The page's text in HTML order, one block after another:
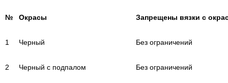
№ Окрасы Запрещены вязки с
1 Черный Без ограничений
2 Черный с подпалом Без ограничений